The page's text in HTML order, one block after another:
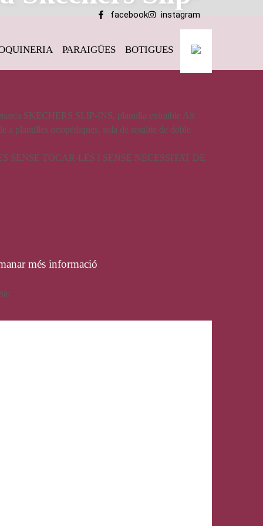
facebook instagram
PARAIGÜES BOTIGUES
Ins
SKECHERS SLIP-INS, plantilla extraible Air
a plantilles ortopèdiques, sola de resalite de doble
SENSE TOCAR-LES I SENSE NECESSITAT DE
més informació